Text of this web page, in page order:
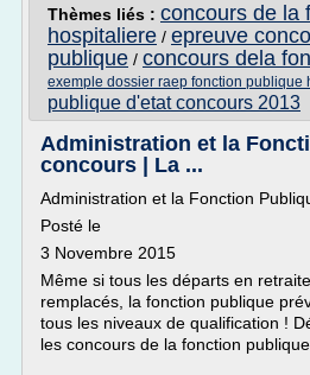
Thèmes liés : concours de la
hospitaliere / epreuve
publique / concours dela
exemple dossier raep fonction publique
publique d'etat concours 2013
Administration et la
concours | La ...
Administration et la Fonction
Posté le
3 Novembre 2015
Même si tous les départs en
remplacés, la fonction publique
tous les niveaux de qualification !
les concours de la fonction publique.